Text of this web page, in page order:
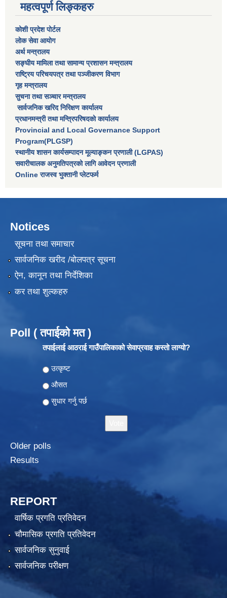
महत्वपूर्ण लिङ्कहरु
कोशी प्रदेश पोर्टल
लाेक सेवा आयाेग
अर्थ मन्त्रालय
सङ्घीय मामिला तथा सामान्य प्रशासन मन्त्रालय
राष्‍ट्रिय परिचयपत्र तथा पञ्‍जीकरण विभाग
गृह मन्त्रालय
सुचना तथा सञ्चार मन्त्रालय
सार्वजनिक खरिद निरिक्षण कार्यालय
प्रधानमन्त्री तथा मन्त्रिपरिषदकाे कार्यालय
Provincial and Local Governance Support
Program(PLGSP)
स्थानीय शासन कार्यसम्पादन मूल्याङ्कन प्रणाली (LGPAS)
सवारीचालक अनुमतिपत्रको लागि आवेदन प्रणाली
Online राजस्व भुक्तानी प्लेटफर्म
Notices
सूचना तथा समाचार
सार्वजनिक खरीद /बोलपत्र सूचना
ऐन, कानून तथा निर्देशिका
कर तथा शुल्कहरु
Poll ( तपाईको मत )
तपाईलाई आठराई गाउँपालिकाको सेवाप्रवाह कस्तो लाग्यो?
Choices
उत्कृष्ट
औसत
सुधार गर्नु पर्छ
Older polls
Results
REPORT
वार्षिक प्रगति प्रतिवेदन
चौमासिक प्रगति प्रतिवेदन
सार्वजनिक सुनुवाई
सार्वजनिक परीक्षण